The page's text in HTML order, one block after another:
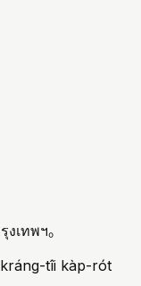
เทพฯ。
tîi kàp-rót